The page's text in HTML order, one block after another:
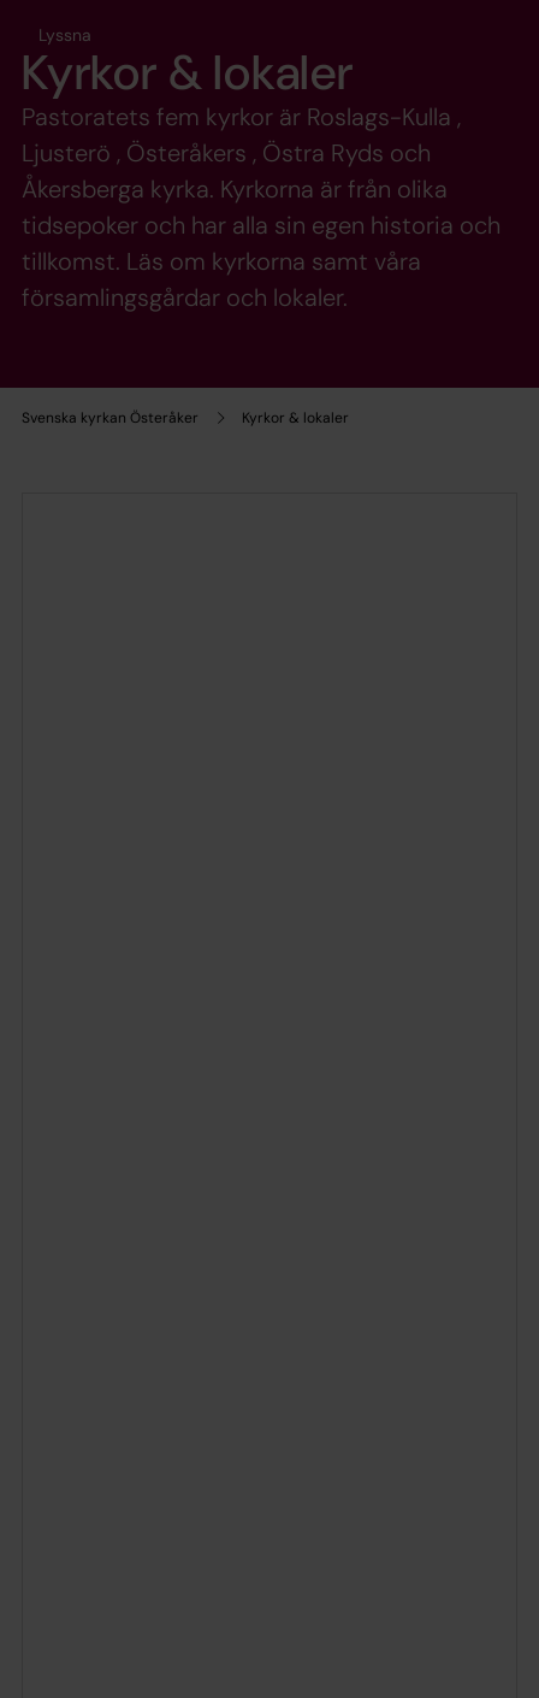
Svenska kyrkan Österåker Kyrkor & lokaler
Lyssna
Kyrkor & lokaler
Pastoratets fem kyrkor är Roslags-Kulla ,
Ljusterö , Österåkers , Östra Ryds och
Åkersberga kyrka. Kyrkorna är från olika
tidsepoker och har alla sin egen historia och
tillkomst. Läs om kyrkorna samt våra
församlingsgårdar och lokaler.